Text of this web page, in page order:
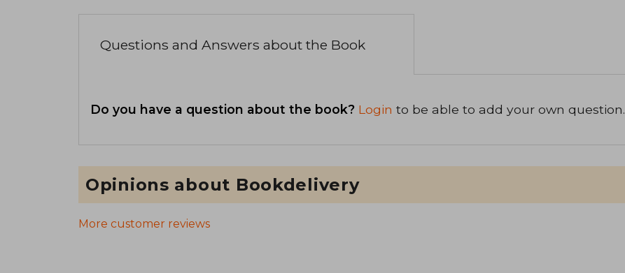
Questions and Answers about the Book
Do you have a question about the book? Login to be able to add your own question.
Opinions about Bookdelivery
More customer reviews